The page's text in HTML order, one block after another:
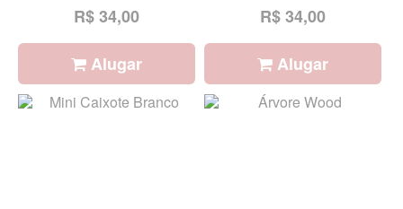
R$ 34,00
Alugar
R$ 34,00
Alugar